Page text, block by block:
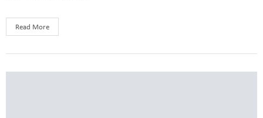
Read More